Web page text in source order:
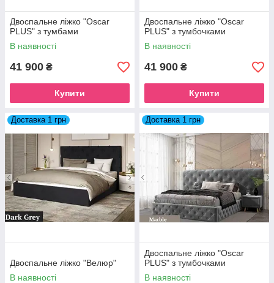
Двоспальне ліжко "Oscar
PLUS" з тумбами
В наявності
41 900 ₴
Купити
Двоспальне ліжко "Oscar
PLUS" з тумбочками
В наявності
41 900 ₴
Купити
Доставка 1 грн
Двоспальне ліжко "Велюр"
В наявності
Доставка 1 грн
Двоспальне ліжко "Oscar
PLUS" з тумбочками
В наявності